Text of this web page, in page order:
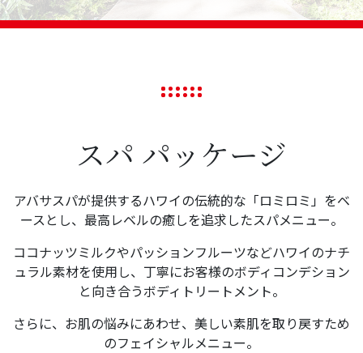
スパ パッケージ
アバサスパが提供するハワイの伝統的な「ロミロミ」をベ
ースとし、最高レベルの癒しを追求したスパメニュー。
ココナッツミルクやパッションフルーツなどハワイのナチ
ュラル素材を使用し、丁寧にお客様のボディコンデション
と向き合うボディトリートメント。
さらに、お肌の悩みにあわせ、美しい素肌を取り戻すため
のフェイシャルメニュー。